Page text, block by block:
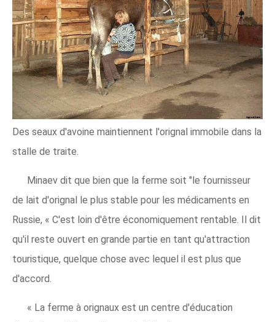
Des seaux d'avoine maintiennent l'orignal immobile dans la
stalle de traite.
Minaev dit que bien que la ferme soit "le fournisseur
de lait d'orignal le plus stable pour les médicaments en
Russie, « C'est loin d'être économiquement rentable. Il dit
qu'il reste ouvert en grande partie en tant qu'attraction
touristique, quelque chose avec lequel il est plus que
d'accord.
« La ferme à orignaux est un centre d'éducation